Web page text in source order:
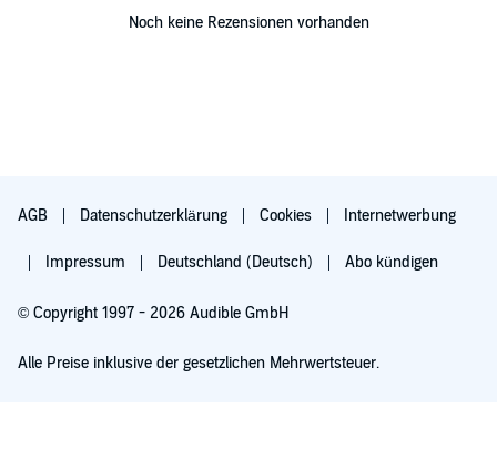
Noch keine Rezensionen vorhanden
AGB Datenschutzerklärung Cookies Internetwerbung
Impressum Deutschland (Deutsch) Abo kündigen
© Copyright 1997 - 2026 Audible GmbH
Alle Preise inklusive der gesetzlichen Mehrwertsteuer.